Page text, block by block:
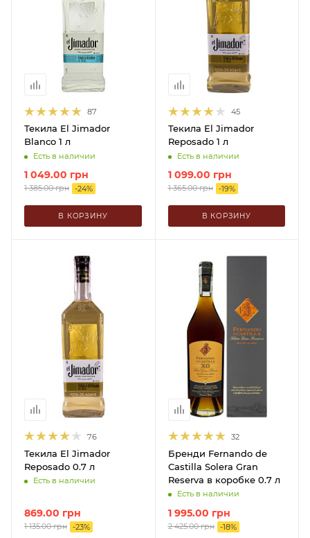
87
Текила El Jimador
Blanco 1 л
Есть в наличии
1 049.00 грн
1 385.00грн -24%
В КОРЗИНУ
45
Текила El Jimador
Reposado 1 л
Есть в наличии
1 099.00 грн
1 365.00грн -19%
В КОРЗИНУ
76
Текила El Jimador
Reposado 0.7 л
Есть в наличии
869.00 грн
1 135.00грн -23%
32
Бренди Fernando de
Castilla Solera Gran
Reserva в коробке 0.7 л
Есть в наличии
1 995.00 грн
2 425.00грн -18%